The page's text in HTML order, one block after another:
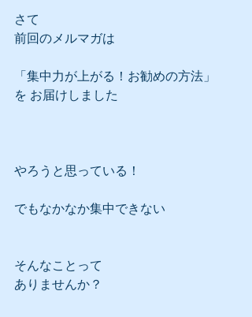
さて
前回のメルマガは
「集中力が上がる！お勧めの方法」
を お届けしました
やろうと思っている！
でもなかなか集中できない
そんなことって
ありませんか？